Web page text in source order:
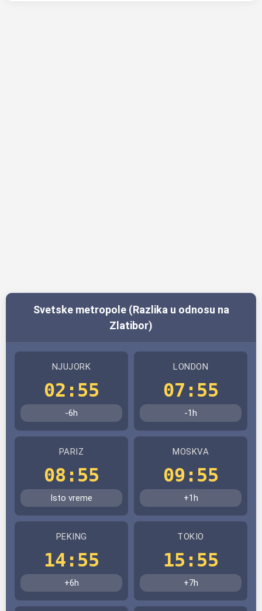
Svetske metropole (Razlika u odnosu na
Zlatibor)
NJUJORK
02:55
-6h
LONDON
07:55
-1h
PARIZ
08:55
Isto vreme
MOSKVA
09:55
+1h
PEKING
14:55
+6h
TOKIO
15:55
+7h